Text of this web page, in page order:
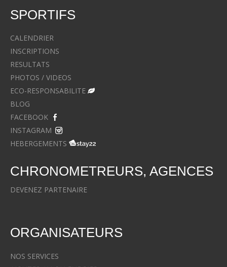
SPORTIFS
CALENDRIER
INSCRIPTIONS
RESULTATS
PHOTOS / VIDEOS
ECO-RESPONSABILITE
BLOG
FACEBOOK
INSTAGRAM
HEBERGEMENTS
CHRONOMETREURS, AGENCES
DEVENEZ PARTENAIRE
ORGANISATEURS
NOS SERVICES